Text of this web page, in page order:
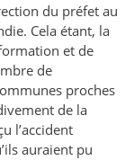
du préfet au
Cela étant, la
et de
de
proches
de la
l’accident
auraient pu